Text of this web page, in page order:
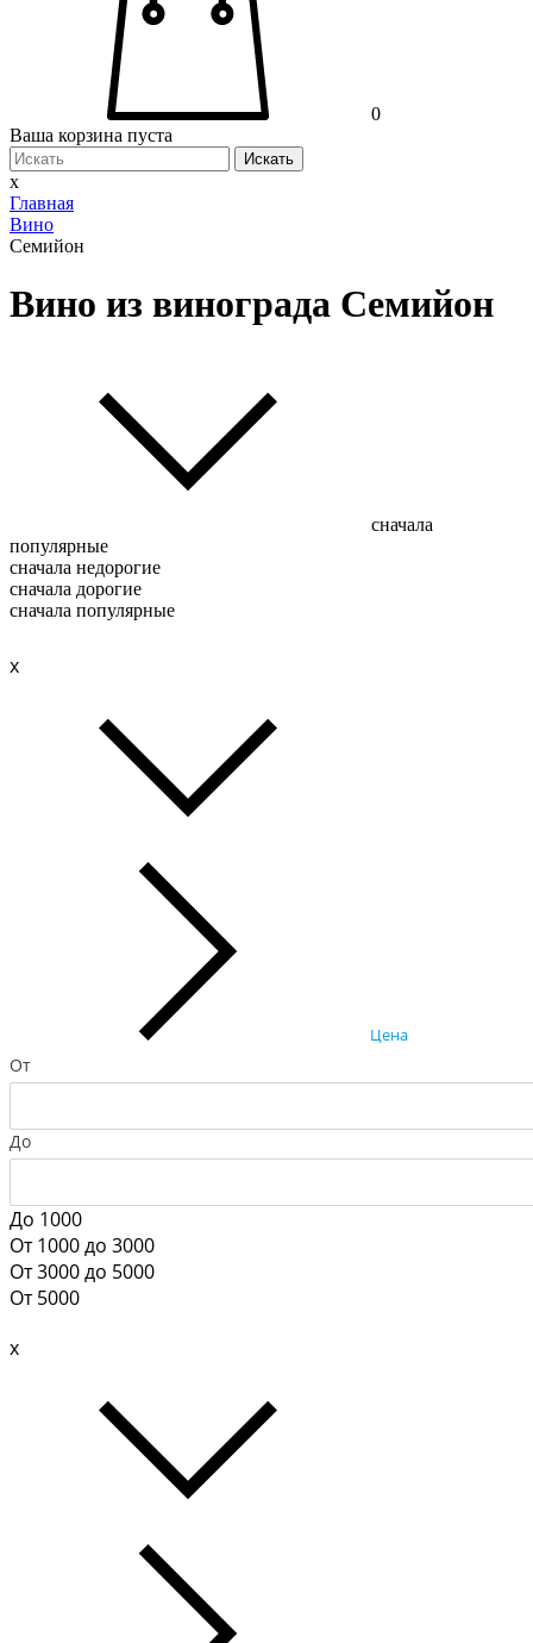
0
Ваша корзина пуста
Искать
x
Главная
Вино
Семийон
Вино из винограда Семийон
сначала
популярные
сначала недорогие
сначала дорогие
сначала популярные
x
Цена
От
До
До 1000
От 1000 до 3000
От 3000 до 5000
От 5000
x